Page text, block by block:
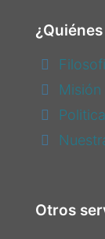
Misión
Otros